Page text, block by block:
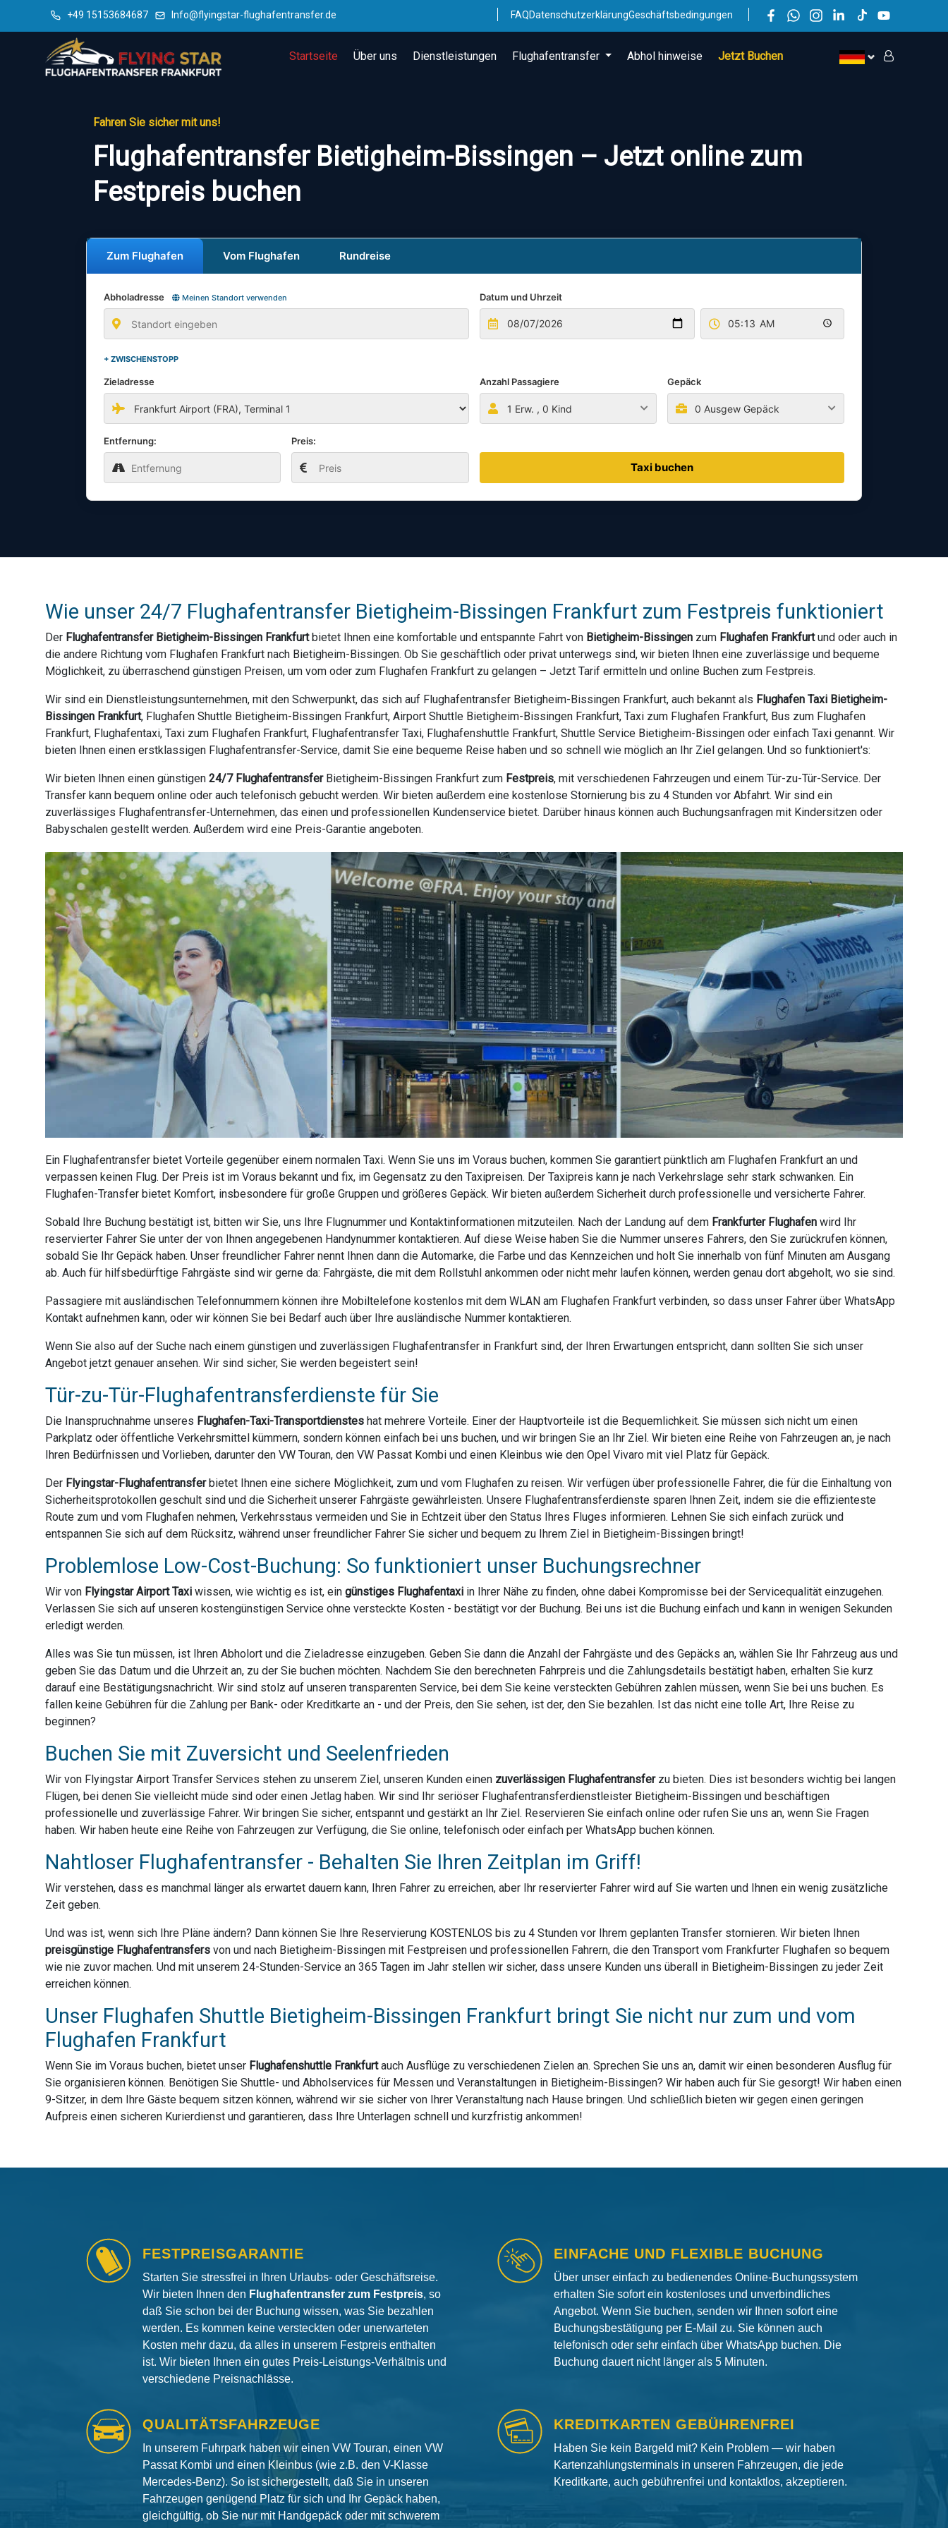
+49 15153684687 Info@flyingstar-flughafentransfer.de FAQDatenschutzerklärungGeschäftsbedingungen
Startseite Über uns Dienstleistungen Flughafentransfer Abhol hinweise Jetzt Buchen
Fahren Sie sicher mit uns!
Flughafentransfer Bietigheim-Bissingen – Jetzt online zum
Festpreis buchen
Zum Flughafen Vom Flughafen Rundreise
Abholadresse Meinen Standort verwenden
+ ZWISCHENSTOPP
Datum und Uhrzeit
Zieladresse Anzahl Passagiere
1 Erw. , 0 Kind
Gepäck
0 Ausgew Gepäck
Entfernung: Preis:
Taxi buchen
Wie unser 24/7 Flughafentransfer Bietigheim-Bissingen Frankfurt zum Festpreis funktioniert
Der Flughafentransfer Bietigheim-Bissingen Frankfurtbietet Ihnen eine komfortable und entspannte Fahrt von Bietigheim-Bissingen zum Flughafen Frankfurtund oder auch in
die andere Richtung vom Flughafen Frankfurt nach Bietigheim-Bissingen. Ob Sie geschäftlich oder privat unterwegs sind, wir bieten Ihnen eine zuverlässige und bequeme
Möglichkeit, zu überraschend günstigen Preisen, um vom oder zum Flughafen Frankfurt zu gelangen – Jetzt Tarif ermitteln und online Buchen zum Festpreis.
Wir sind ein Dienstleistungsunternehmen, mit den Schwerpunkt, das sich auf Flughafentransfer Bietigheim-Bissingen Frankfurt, auch bekannt als Flughafen Taxi Bietigheim-
Bissingen Frankfurt, Flughafen Shuttle Bietigheim-Bissingen Frankfurt, Airport Shuttle Bietigheim-Bissingen Frankfurt, Taxi zum Flughafen Frankfurt, Bus zum Flughafen
Frankfurt, Flughafentaxi, Taxi zum Flughafen Frankfurt, Flughafentransfer Taxi, Flughafenshuttle Frankfurt, Shuttle Service Bietigheim-Bissingen oder einfach Taxi genannt. Wir
bieten Ihnen einen erstklassigen Flughafentransfer-Service, damit Sie eine bequeme Reise haben und so schnell wie möglich an Ihr Ziel gelangen. Und so funktioniert's:
Wir bieten Ihnen einen günstigen 24/7 FlughafentransferBietigheim-Bissingen Frankfurt zum Festpreis, mit verschiedenen Fahrzeugen und einem Tür-zu-Tür-Service. Der
Transfer kann bequem online oder auch telefonisch gebucht werden. Wir bieten außerdem eine kostenlose Stornierung bis zu 4 Stunden vor Abfahrt. Wir sind ein
zuverlässiges Flughafentransfer-Unternehmen, das einen und professionellen Kundenservice bietet. Darüber hinaus können auch Buchungsanfragen mit Kindersitzen oder
Babyschalen gestellt werden. Außerdem wird eine Preis-Garantie angeboten.
Ein Flughafentransfer bietet Vorteile gegenüber einem normalen Taxi. Wenn Sie uns im Voraus buchen, kommen Sie garantiert pünktlich am Flughafen Frankfurt an und
verpassen keinen Flug. Der Preis ist im Voraus bekannt und fix, im Gegensatz zu den Taxipreisen. Der Taxipreis kann je nach Verkehrslage sehr stark schwanken. Ein
Flughafen-Transfer bietet Komfort, insbesondere für große Gruppen und größeres Gepäck. Wir bieten außerdem Sicherheit durch professionelle und versicherte Fahrer.
Sobald Ihre Buchung bestätigt ist, bitten wir Sie, uns Ihre Flugnummer und Kontaktinformationen mitzuteilen. Nach der Landung auf dem Frankfurter Flughafen wird Ihr
reservierter Fahrer Sie unter der von Ihnen angegebenen Handynummer kontaktieren. Auf diese Weise haben Sie die Nummer unseres Fahrers, den Sie zurückrufen können,
sobald Sie Ihr Gepäck haben. Unser freundlicher Fahrer nennt Ihnen dann die Automarke, die Farbe und das Kennzeichen und holt Sie innerhalb von fünf Minuten am Ausgang
ab. Auch für hilfsbedürftige Fahrgäste sind wir gerne da: Fahrgäste, die mit dem Rollstuhl ankommen oder nicht mehr laufen können, werden genau dort abgeholt, wo sie sind.
Passagiere mit ausländischen Telefonnummern können ihre Mobiltelefone kostenlos mit dem WLAN am Flughafen Frankfurt verbinden, so dass unser Fahrer über WhatsApp
Kontakt aufnehmen kann, oder wir können Sie bei Bedarf auch über Ihre ausländische Nummer kontaktieren.
Wenn Sie also auf der Suche nach einem günstigen und zuverlässigen Flughafentransfer in Frankfurt sind, der Ihren Erwartungen entspricht, dann sollten Sie sich unser
Angebot jetzt genauer ansehen. Wir sind sicher, Sie werden begeistert sein!
Tür-zu-Tür-Flughafentransferdienste für Sie
Die Inanspruchnahme unseres Flughafen-Taxi-Transportdienstes hat mehrere Vorteile. Einer der Hauptvorteile ist die Bequemlichkeit. Sie müssen sich nicht um einen
Parkplatz oder öffentliche Verkehrsmittel kümmern, sondern können einfach bei uns buchen, und wir bringen Sie an Ihr Ziel. Wir bieten eine Reihe von Fahrzeugen an, je nach
Ihren Bedürfnissen und Vorlieben, darunter den VW Touran, den VW Passat Kombi und einen Kleinbus wie den Opel Vivaro mit viel Platz für Gepäck.
Der Flyingstar-Flughafentransferbietet Ihnen eine sichere Möglichkeit, zum und vom Flughafen zu reisen. Wir verfügen über professionelle Fahrer, die für die Einhaltung von
Sicherheitsprotokollen geschult sind und die Sicherheit unserer Fahrgäste gewährleisten. Unsere Flughafentransferdienste sparen Ihnen Zeit, indem sie die effizienteste
Route zum und vom Flughafen nehmen, Verkehrsstaus vermeiden und Sie in Echtzeit über den Status Ihres Fluges informieren. Lehnen Sie sich einfach zurück und
entspannen Sie sich auf dem Rücksitz, während unser freundlicher Fahrer Sie sicher und bequem zu Ihrem Ziel in Bietigheim-Bissingen bringt!
Problemlose Low-Cost-Buchung: So funktioniert unser Buchungsrechner
Wir von Flyingstar Airport Taxi wissen, wie wichtig es ist, ein günstiges Flughafentaxi in Ihrer Nähe zu finden, ohne dabei Kompromisse bei der Servicequalität einzugehen.
Verlassen Sie sich auf unseren kostengünstigen Service ohne versteckte Kosten - bestätigt vor der Buchung. Bei uns ist die Buchung einfach und kann in wenigen Sekunden
erledigt werden.
Alles was Sie tun müssen, ist Ihren Abholort und die Zieladresse einzugeben. Geben Sie dann die Anzahl der Fahrgäste und des Gepäcks an, wählen Sie Ihr Fahrzeug aus und
geben Sie das Datum und die Uhrzeit an, zu der Sie buchen möchten. Nachdem Sie den berechneten Fahrpreis und die Zahlungsdetails bestätigt haben, erhalten Sie kurz
darauf eine Bestätigungsnachricht. Wir sind stolz auf unseren transparenten Service, bei dem Sie keine versteckten Gebühren zahlen müssen, wenn Sie bei uns buchen. Es
fallen keine Gebühren für die Zahlung per Bank- oder Kreditkarte an - und der Preis, den Sie sehen, ist der, den Sie bezahlen. Ist das nicht eine tolle Art, Ihre Reise zu
beginnen?
Buchen Sie mit Zuversicht und Seelenfrieden
Wir von Flyingstar Airport Transfer Services stehen zu unserem Ziel, unseren Kunden einen zuverlässigen Flughafentransferzu bieten. Dies ist besonders wichtig bei langen
Flügen, bei denen Sie vielleicht müde sind oder einen Jetlag haben. Wir sind Ihr seriöser Flughafentransferdienstleister Bietigheim-Bissingen und beschäftigen
professionelle und zuverlässige Fahrer. Wir bringen Sie sicher, entspannt und gestärkt an Ihr Ziel. Reservieren Sie einfach online oder rufen Sie uns an, wenn Sie Fragen
haben. Wir haben heute eine Reihe von Fahrzeugen zur Verfügung, die Sie online, telefonisch oder einfach per WhatsApp buchen können.
Nahtloser Flughafentransfer - Behalten Sie Ihren Zeitplan im Griff!
Wir verstehen, dass es manchmal länger als erwartet dauern kann, Ihren Fahrer zu erreichen, aber Ihr reservierter Fahrer wird auf Sie warten und Ihnen ein wenig zusätzliche
Zeit geben.
Und was ist, wenn sich Ihre Pläne ändern? Dann können Sie Ihre Reservierung KOSTENLOS bis zu 4 Stunden vor Ihrem geplanten Transfer stornieren. Wir bieten Ihnen
preisgünstige Flughafentransfers von und nach Bietigheim-Bissingen mit Festpreisen und professionellen Fahrern, die den Transport vom Frankfurter Flughafen so bequem
wie nie zuvor machen. Und mit unserem 24-Stunden-Service an 365 Tagen im Jahr stellen wir sicher, dass unsere Kunden uns überall in Bietigheim-Bissingen zu jeder Zeit
erreichen können.
Unser Flughafen Shuttle Bietigheim-Bissingen Frankfurt bringt Sie nicht nur zum und vom
Flughafen Frankfurt
Wenn Sie im Voraus buchen, bietet unser Flughafenshuttle Frankfurtauch Ausflüge zu verschiedenen Zielen an. Sprechen Sie uns an, damit wir einen besonderen Ausflug für
Sie organisieren können. Benötigen Sie Shuttle- und Abholservices für Messen und Veranstaltungen in Bietigheim-Bissingen? Wir haben auch für Sie gesorgt! Wir haben einen
9-Sitzer, in dem Ihre Gäste bequem sitzen können, während wir sie sicher von Ihrer Veranstaltung nach Hause bringen. Und schließlich bieten wir gegen einen geringen
Aufpreis einen sicheren Kurierdienst und garantieren, dass Ihre Unterlagen schnell und kurzfristig ankommen!
FESTPREISGARANTIE
Starten Sie stressfrei in Ihren Urlaubs- oder Geschäftsreise.
Wir bieten Ihnen den Flughafentransfer zum Festpreis, so
daß Sie schon bei der Buchung wissen, was Sie bezahlen
werden. Es kommen keine versteckten oder unerwarteten
Kosten mehr dazu, da alles in unserem Festpreis enthalten
ist. Wir bieten Ihnen ein gutes Preis-Leistungs-Verhältnis und
verschiedene Preisnachlässe.
EINFACHE UND FLEXIBLE BUCHUNG
Über unser einfach zu bedienendes Online-Buchungssystem
erhalten Sie sofort ein kostenloses und unverbindliches
Angebot. Wenn Sie buchen, senden wir Ihnen sofort eine
Buchungsbestätigung per E-Mail zu. Sie können auch
telefonisch oder sehr einfach über WhatsApp buchen. Die
Buchung dauert nicht länger als 5 Minuten.
QUALITÄTSFAHRZEUGE
In unserem Fuhrpark haben wir einen VW Touran, einen VW
Passat Kombi und einen Kleinbus (wie z.B. den V-Klasse
Mercedes-Benz). So ist sichergestellt, daß Sie in unseren
Fahrzeugen genügend Platz für sich und Ihr Gepäck haben,
gleichgültig, ob Sie nur mit Handgepäck oder mit schwerem
KREDITKARTEN GEBÜHRENFREI
Haben Sie kein Bargeld mit? Kein Problem — wir haben
Kartenzahlungsterminals in unseren Fahrzeugen, die jede
Kreditkarte, auch gebührenfrei und kontaktlos, akzeptieren.